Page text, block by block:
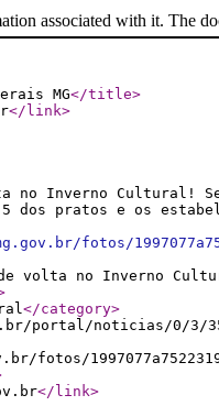
associated with it. The
MG</title>
</link>
no Inverno Cultural!
dos pratos e os
fotos/
volta no Inverno
</category>
portal/noticias/0/3/
fotos/
</link>